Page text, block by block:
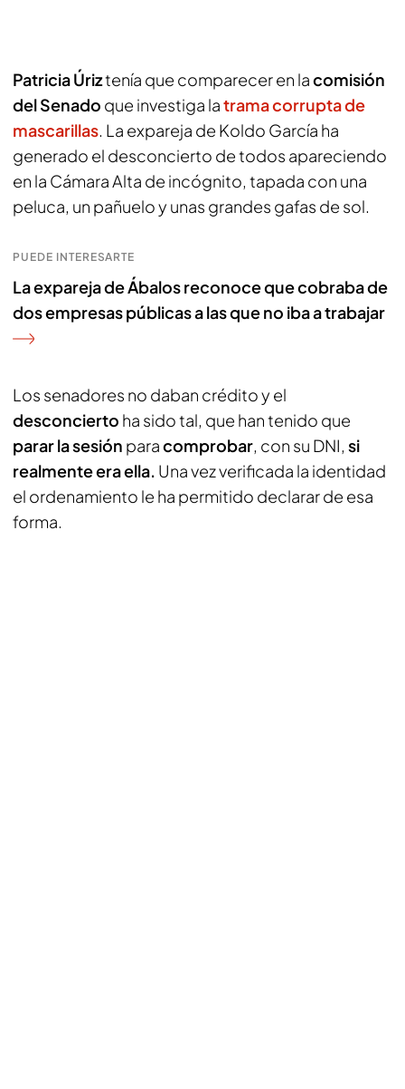
Patricia Úriztenía que comparecer en lacomisión
del Senado que investiga latrama corrupta de
mascarillas. La expareja de Koldo García ha
generado el desconcierto de todos apareciendo
en la Cámara Alta de incógnito, tapada con una
peluca, un pañuelo y unas grandes gafas de sol.
PUEDE INTERESARTE
La expareja de Ábalos reconoce que cobraba de
dos empresas públicas a las que no iba a trabajar
Los senadores no daban crédito y el
desconcierto ha sido tal, que han tenido que
parar la sesión paracomprobar, con su DNI, si
realmente era ella. Una vez verificada la identidad
el ordenamiento le ha permitido declarar de esa
forma.